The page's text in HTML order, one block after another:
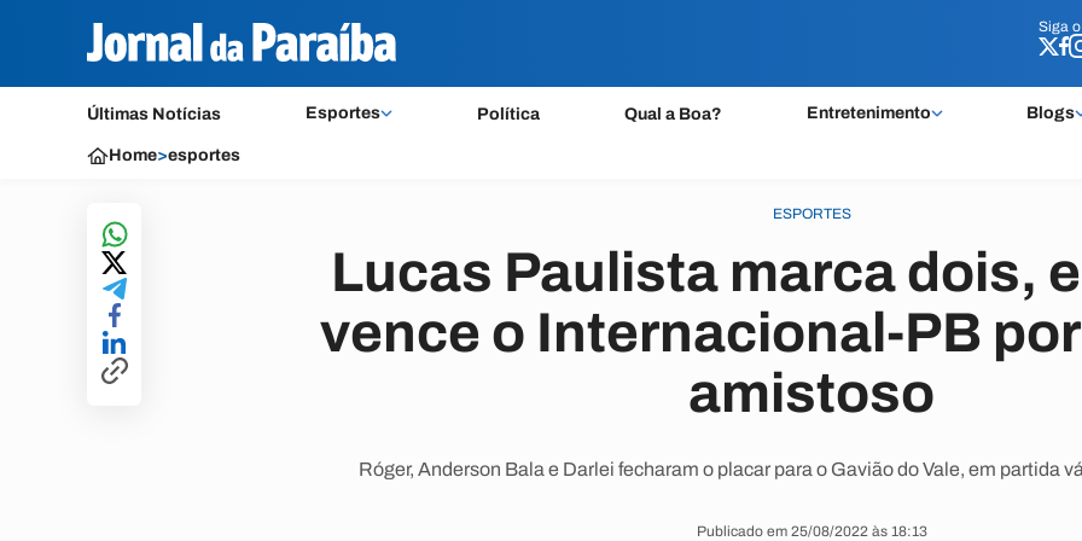
Siga o
Últimas Notícias Esportes Política Qual a Boa? Entretenimento Blogs
Siga o
Home>esportes
ESPORTES
Lucas Paulista marca dois,
vence o Internacional-PB por
amistoso
Róger, Anderson Bala e Darlei fecharam o placar para o Gavião do Vale, em partida
Publicado em 25/08/2022 às 18:13